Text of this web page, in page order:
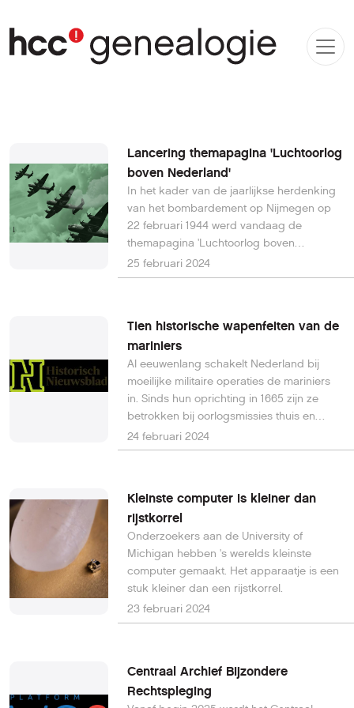
Lancering themapagina 'Luchtoorlog
boven Nederland'
In het kader van de jaarlijkse herdenking
van het bombardement op Nijmegen op
22 februari 1944 werd vandaag de
themapagina 'Luchtoorlog boven
Nederland' gelanceerd. Vanaf nu kunnen
het publiek en onderzoekers op de
bombardementen en vliegtuigcrashes.
Door middel van interactieve kaarten,
verhelderende infographics, tijdlijnen en
artikelen maken we op de themapagina
de verschillende fasen en de impact van
de luchtoorlog inzichtelijk. Lees hier
verder.
25 februari 2024
Tien historische wapenfeiten van de
mariniers
Al eeuwenlang schakelt Nederland bij
moeilijke militaire operaties de mariniers
in. Sinds hun oprichting in 1665 zijn ze
betrokken bij oorlogsmissies thuis en
overzee. Voor die familiehistorici die een
marinier in hun familie hebben is dit een
eeuwenlange bestaan van
deze zeesoldaten.Lees hier verder.
24 februari 2024
Kleinste computer is kleiner dan
rijstkorrel
Onderzoekers aan de University of
Michigan hebben 's werelds kleinste
computer gemaakt. Het apparaatje is een
stuk kleiner dan een rijstkorrel.
23 februari 2024
Centraal Archief Bijzondere
Rechtspleging